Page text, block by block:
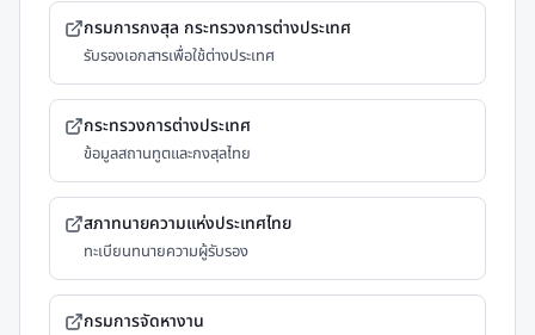
กรมการกงสุล กระทรวงการต่างประเทศ
รับรองเอกสารเพื่อใช้ต่างประเทศ
กระทรวงการต่างประเทศ
ข้อมูลสถานทูตและกงสุลไทย
สภาทนายความแห่งประเทศไทย
ทะเบียนทนายความผู้รับรอง
กรมการจัดหางาน